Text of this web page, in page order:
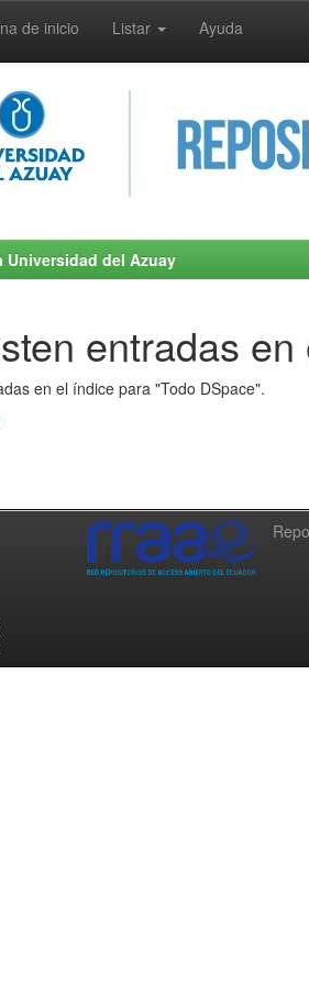
de inicio Listar Ayuda
Universidad del Azuay
entradas
en el índice para "Todo DSpace".